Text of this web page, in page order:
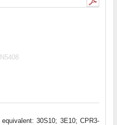
30S10; 3E10; CPR3-